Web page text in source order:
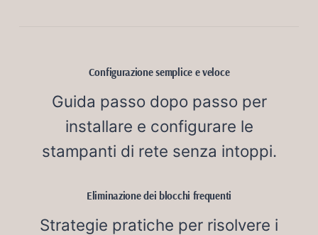
Configurazione semplice e veloce
Guida passo dopo passo per
installare e configurare le
stampanti di rete senza intoppi.
Eliminazione dei blocchi frequenti
Strategie pratiche per risolvere i